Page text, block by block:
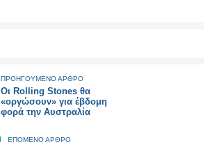
ΠΡΟΗΓΟΥΜΕΝΟ ΑΡΘΡΟ
Oι Rolling Stones θα
«οργώσουν» για έβδομη
φορά την Αυστραλία
ΕΠΟΜΕΝΟ ΑΡΘΡΟ